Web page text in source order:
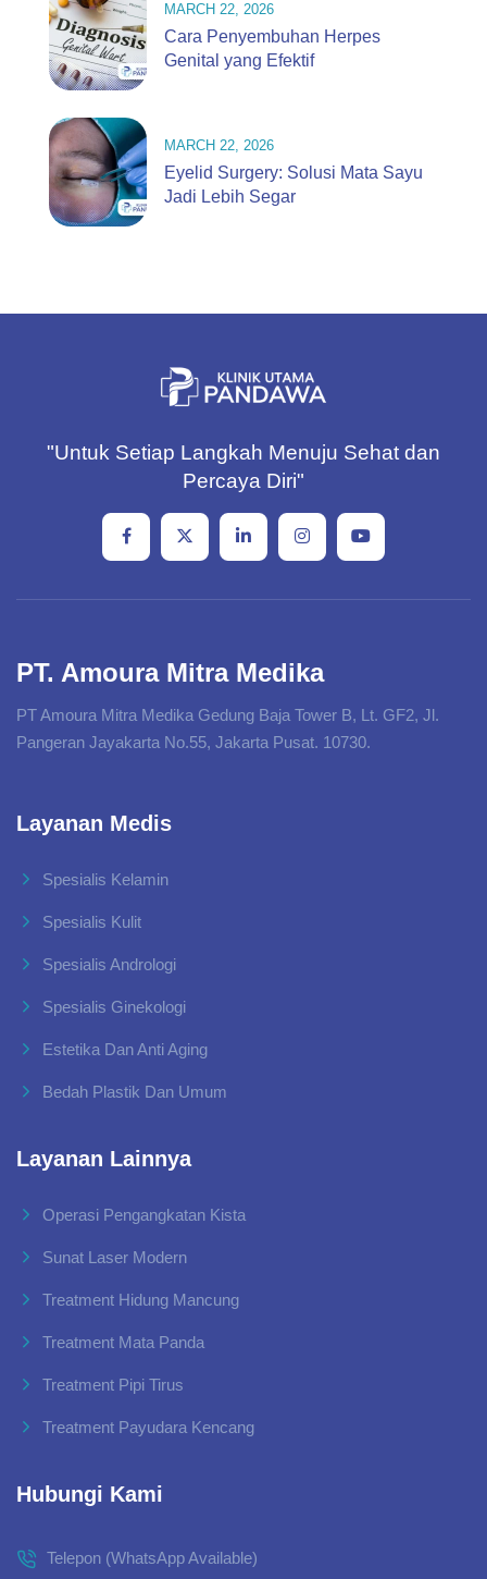
MARCH 22, 2026
Cara Penyembuhan Herpes
Genital yang Efektif
MARCH 22, 2026
Eyelid Surgery: Solusi Mata Sayu
Jadi Lebih Segar
"Untuk Setiap Langkah Menuju Sehat dan
Percaya Diri"
PT. Amoura Mitra Medika
PT Amoura Mitra Medika Gedung Baja Tower B, Lt. GF2, Jl.
Pangeran Jayakarta No.55, Jakarta Pusat. 10730.
Layanan Medis
Spesialis Kelamin
Spesialis Kulit
Spesialis Andrologi
Spesialis Ginekologi
Estetika Dan Anti Aging
Bedah Plastik Dan Umum
Layanan Lainnya
Operasi Pengangkatan Kista
Sunat Laser Modern
Treatment Hidung Mancung
Treatment Mata Panda
Treatment Pipi Tirus
Treatment Payudara Kencang
Hubungi Kami
Telepon (WhatsApp Available)